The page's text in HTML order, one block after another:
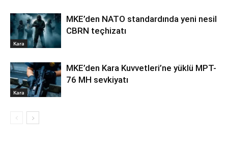
Kara
MKE’den NATO standardında yeni nesil
CBRN teçhizatı
Kara
MKE’den Kara Kuvvetleri’ne yüklü MPT-
76 MH sevkiyatı